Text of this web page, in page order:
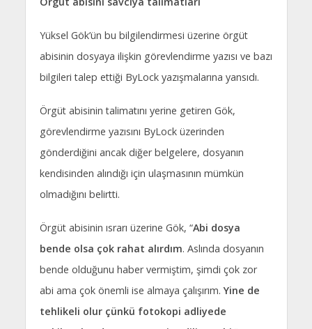
Yüksel Gök’ün bu bilgilendirmesi üzerine örgüt
abisinin dosyaya ilişkin görevlendirme yazısı ve bazı
bilgileri talep ettiği ByLock yazışmalarına yansıdı.
Örgüt abisinin talimatını yerine getiren Gök,
görevlendirme yazısını ByLock üzerinden
gönderdiğini ancak diğer belgelere, dosyanın
kendisinden alındığı için ulaşmasının mümkün
olmadığını belirtti.
Örgüt abisinin ısrarı üzerine Gök, “Abi dosya
bende olsa çok rahat alırdım. Aslında dosyanın
bende olduğunu haber vermiştim, şimdi çok zor
abi ama çok önemli ise almaya çalışırım.Yine de
tehlikeli olur çünkü fotokopi adliyede